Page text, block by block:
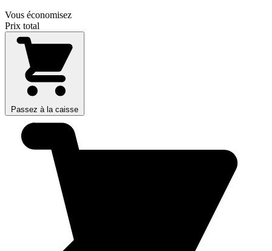
Vous économisez
Prix total
Passez à la caisse